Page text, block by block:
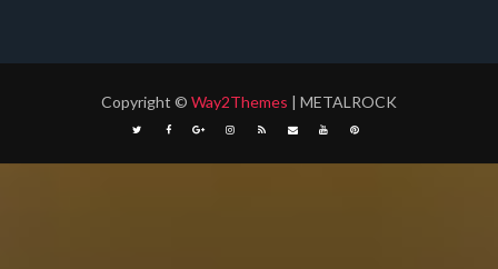
Copyright © Way2Themes | METALROCK